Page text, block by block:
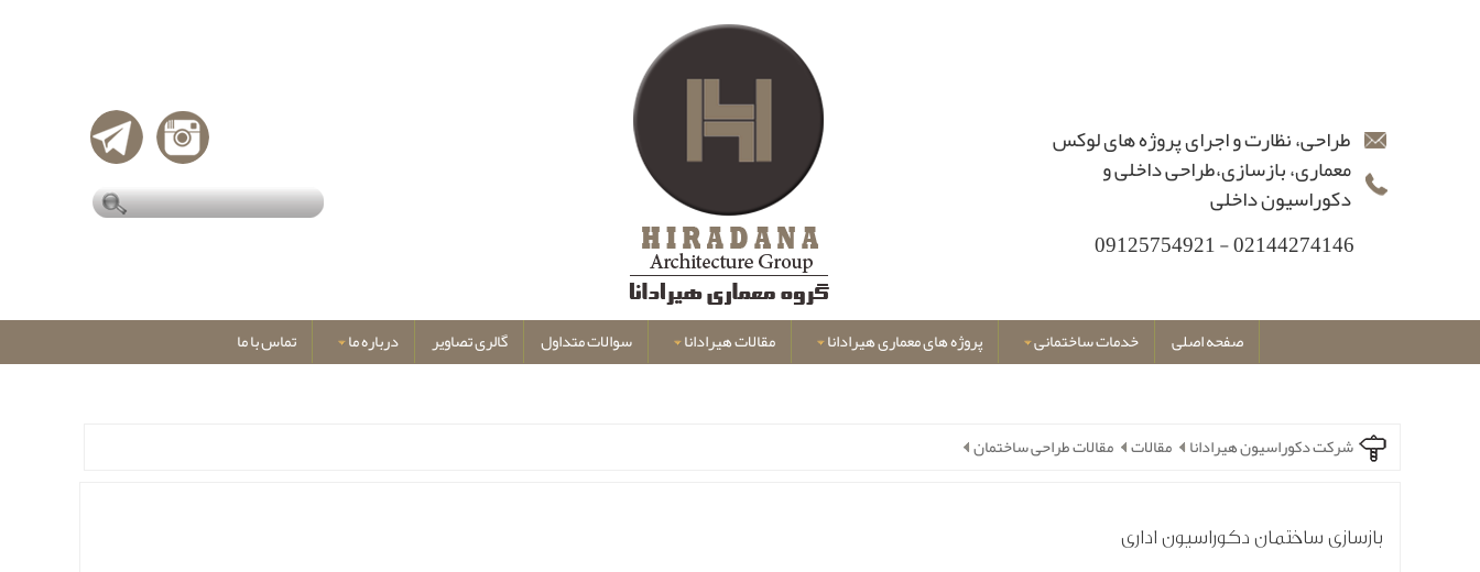
طراحی، نظارت و اجرای پروژه های لوکس
معماری، بازسازی،طراحی داخلی و
دکوراسیون داخلی
02144274146 - 09125754921
صفحه اصلی خدمات ساختمانی پروژه های معماری هیرادانا مقالات هیرادانا سوالات متداول گالری تصاویر درباره ما تماس با ما
شرکت دکوراسیون هیرادانا مقالات مقالات طراحی ساختمان
بازسازی ساختمان دکوراسیون اداری